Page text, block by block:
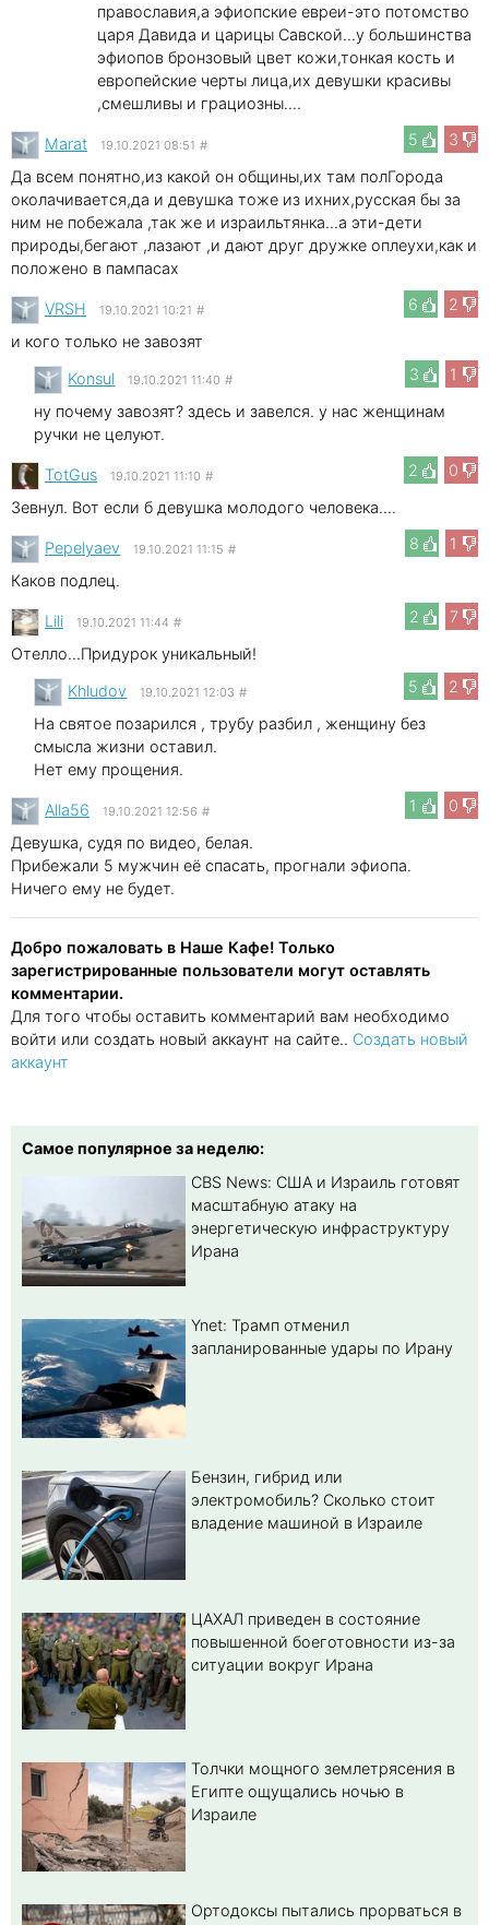
православия,а эфиопские евреи-это потомство
царя Давида и царицы Савской...у большинства
эфиопов бронзовый цвет кожи,тонкая кость и
европейские черты лица,их девушки красивы
,смешливы и грациозны....
5
3
Marat 19.10.2021 08:51 #
Да всем понятно,из какой он общины,их там полГорода
околачивается,да и девушка тоже из ихних,русская бы за
ним не побежала ,так же и израильтянка...а эти-дети
природы,бегают ,лазают ,и дают друг дружке оплеухи,как и
положено в пампасах
6
2
VRSH 19.10.2021 10:21 #
и кого только не завозят
3
1
Konsul 19.10.2021 11:40 #
ну почему завозят? здесь и завелся. у нас женщинам
ручки не целуют.
2
0
TotGus 19.10.2021 11:10 #
Зевнул. Вот если б девушка молодого человека....
8
1
Pepelyaev 19.10.2021 11:15 #
Каков подлец.
2
7
Lili 19.10.2021 11:44 #
Отелло...Придурок уникальный!
5
2
Khludov 19.10.2021 12:03 #
На святое позарился , трубу разбил , женщину без
смысла жизни оставил.
Нет ему прощения.
1
0
Alla56 19.10.2021 12:56 #
Девушка, судя по видео, белая.
Прибежали 5 мужчин её спасать, прогнали эфиопа.
Ничего ему не будет.
Добро пожаловать в Наше Кафе! Только
зарегистрированные пользователи могут оставлять
комментарии.
Для того чтобы оставить комментарий вам необходимо
войти или создать новый аккаунт на сайте.. Создать новый
аккаунт
Самое популярное за неделю:
CBS News: США и Израиль готовят
масштабную атаку на
энергетическую инфраструктуру
Ирана
Ynet: Трамп отменил
запланированные удары по Ирану
Бензин, гибрид или
электромобиль? Cколько стоит
владение машиной в Израиле
ЦАХАЛ приведен в состояние
повышенной боеготовности из-за
ситуации вокруг Ирана
Толчки мощного землетрясения в
Египте ощущались ночью в
Израиле
Ортодоксы пытались прорваться в